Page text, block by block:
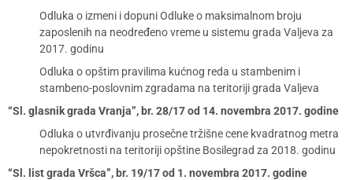
Odluka o izmeni i dopuni Odluke o maksimalnom broju
zaposlenih na neodređeno vreme u sistemu grada Valjeva za
2017. godinu
Odluka o opštim pravilima kućnog reda u stambenim i
stambeno-poslovnim zgradama na teritoriji grada Valjeva
“Sl. glasnik grada Vranja”, br. 28/17 od 14. novembra 2017. godine
Odluka o utvrđivanju prosečne tržišne cene kvadratnog metra
nepokretnosti na teritoriji opštine Bosilegrad za 2018. godinu
“Sl. list grada Vršca”, br. 19/17 od 1. novembra 2017. godine